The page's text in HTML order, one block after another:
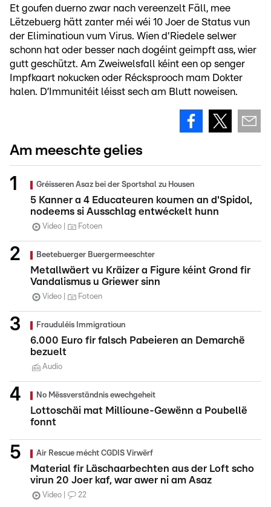
Et goufen duerno zwar nach vereenzelt Fäll, mee
Lëtzebuerg hätt zanter méi wéi 10 Joer de Status vun
der Eliminatioun vum Virus. Wien d'Riedele selwer
schonn hat oder besser nach dogéint geimpft ass, wier
gutt geschützt. Am Zweiwelsfall kéint een op senger
Impfkaart nokucken oder Récksprooch mam Dokter
halen. D’Immunitéit léisst sech am Blutt noweisen.
Am meeschte gelies
Gréisseren Asaz bei der Sportshal zu Housen
5 Kanner a 4 Educateuren koumen an d'Spidol,
nodeems si Ausschlag entwéckelt hunn
Video Fotoen
Beetebuerger Buergermeeschter
Metallwäert vu Kräizer a Figure kéint Grond fir
Vandalismus u Griewer sinn
Video Fotoen
Frauduléis Immigratioun
6.000 Euro fir falsch Pabeieren an Demarchë
bezuelt
Audio
No Mëssverständnis ewechgeheit
Lottoschäi mat Millioune-Gewënn a Poubellë
fonnt
Air Rescue mécht CGDIS Virwërf
Material fir Läschaarbechten aus der Loft scho
virun 20 Joer kaf, war awer ni am Asaz
Video 22